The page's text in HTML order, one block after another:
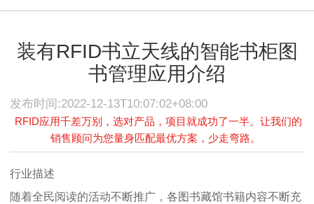
装有RFID书立天线的智能书柜图
书管理应用介绍
发布时间:2022-12-13T10:07:02+08:00
RFID应用千差万别，选对产品，项目就成功了一半。让我们的
销售顾问为您量身匹配最优方案，少走弯路。
行业描述
随着全民阅读的活动不断推广，各图书藏馆书籍内容不断充